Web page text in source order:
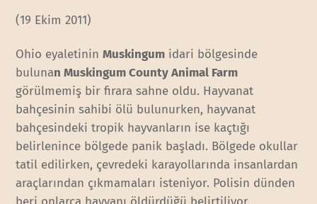
(19 Ekim 2011)
Ohio eyaletininMuskingum idari bölgesinde
bulunan Muskingum County Animal Farm
görülmemiş bir firara sahne oldu. Hayvanat
bahçesinin sahibi ölü bulunurken, hayvanat
bahçesindeki tropik hayvanların ise kaçtığı
belirlenince bölgede panik başladı. Bölgede okullar
tatil edilirken, çevredeki karayollarında insanlardan
araçlarından çıkmamaları isteniyor. Polisin dünden